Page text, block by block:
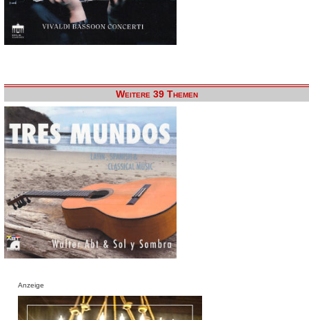
Weitere 39 Themen
Anzeige